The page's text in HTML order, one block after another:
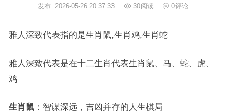
发布: 2026-05-26 20:37:33 30阅读 0评论
雅人深致代表指的是生肖鼠,生肖鸡,生肖蛇
雅人深致代表是在十二生肖代表生肖鼠、马、蛇、虎、
鸡
生肖鼠：智谋深远，吉凶并存的人生棋局